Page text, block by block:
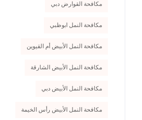
مكافحة القوارض دبي
مكافحة النمل ابوظبي
مكافحة النمل الأبيض أم القيوين
مكافحة النمل الأبيض الشارقة
مكافحة النمل الأبيض دبي
مكافحة النمل الأبيض رأس الخيمة